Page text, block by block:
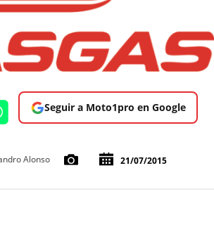
Seguir a Moto1pro en Google
Alonso 21/07/2015